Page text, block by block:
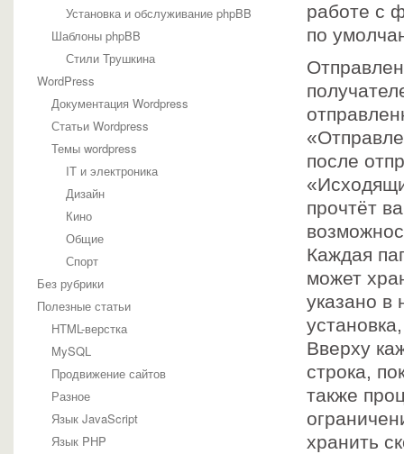
Установка и обслуживание phpBB
Шаблоны phpBB
Стили Трушкина
WordPress
Документация Wordpress
Статьи Wordpress
Темы wordpress
IT и электроника
Дизайн
Кино
Общие
Спорт
Без рубрики
Полезные статьи
HTML-верстка
MySQL
Продвижение сайтов
Разное
Язык JavaScript
Язык PHP
работе с
по
после
прочтёт
Каждая
может
указано в
Вверху
строка,
также
хранить